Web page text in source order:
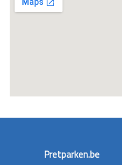
Pretparken.be